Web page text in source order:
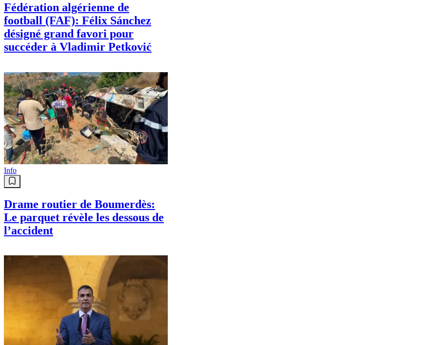
Fédération algérienne de
football (FAF): Félix Sánchez
désigné grand favori pour
succéder à Vladimir Petković
Info
Drame routier de Boumerdès:
Le parquet révèle les dessous de
l’accident